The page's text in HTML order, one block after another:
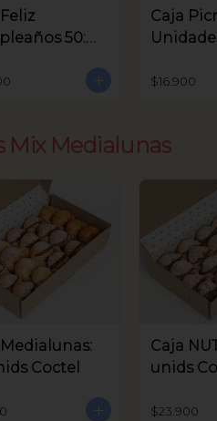
50:
Caja
$16.900
Mix Medialunas
Coctel
Caja
unids
$23.900